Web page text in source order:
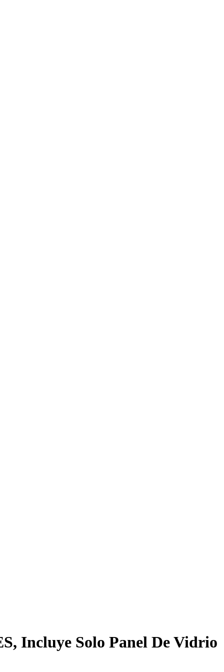
Incluye Solo Panel De Vidrio